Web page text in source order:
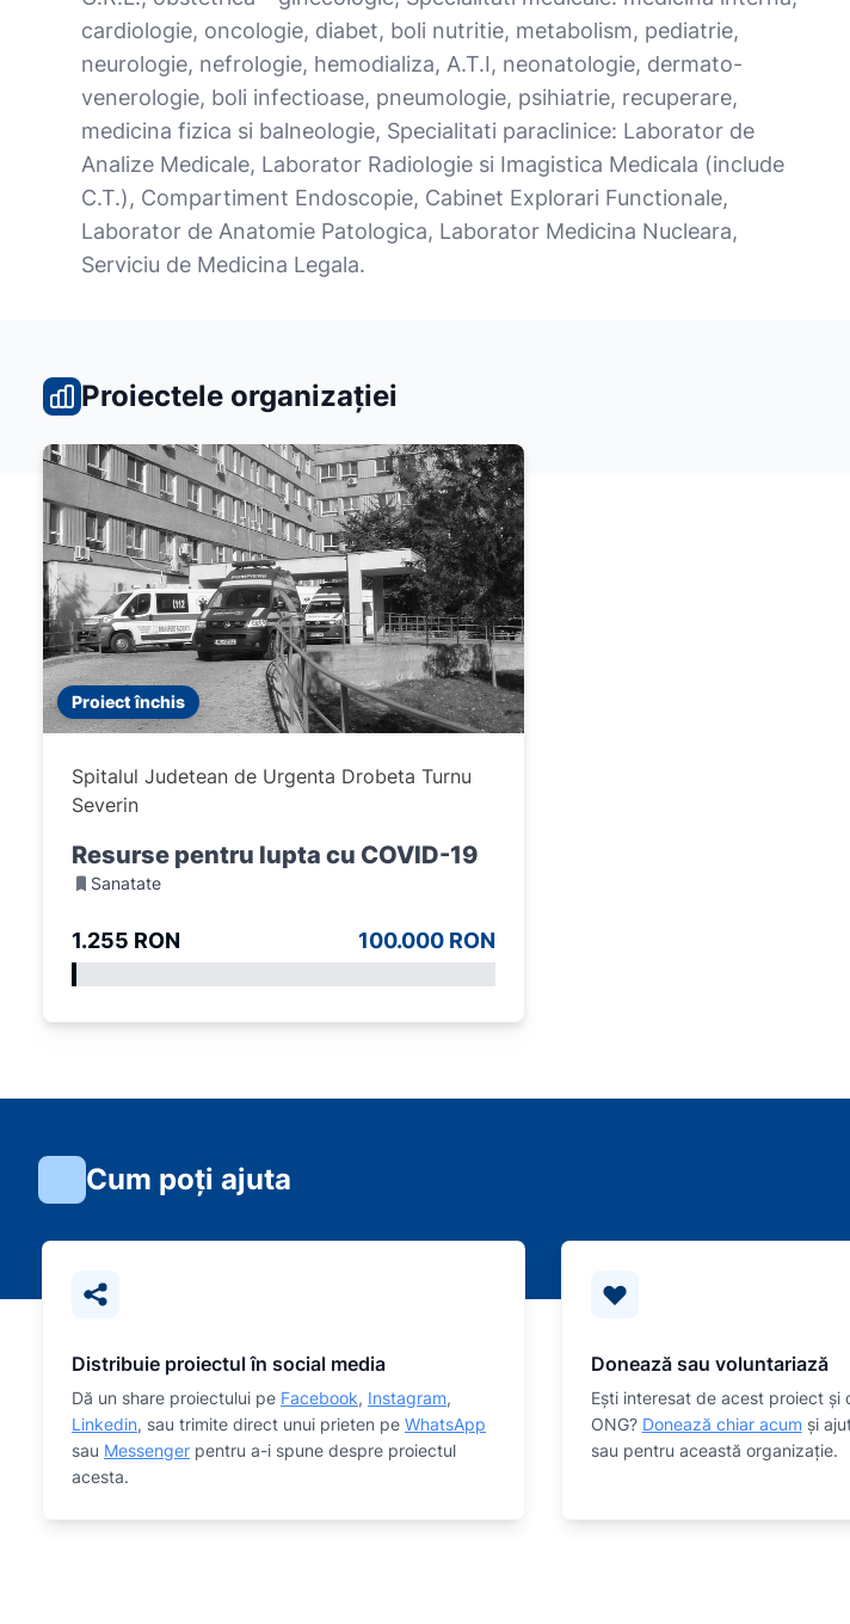
cardiologie, oncologie, diabet, boli nutritie, metabolism, pediatrie,
neurologie, nefrologie, hemodializa, A.T.I, neonatologie, dermato-
venerologie, boli infectioase, pneumologie, psihiatrie, recuperare,
medicina fizica si balneologie, Specialitati paraclinice: Laborator de
Analize Medicale, Laborator Radiologie si Imagistica Medicala (include
C.T.), Compartiment Endoscopie, Cabinet Explorari Functionale,
Laborator de Anatomie Patologica, Laborator Medicina Nucleara,
Serviciu de Medicina Legala.
Proiectele organizației
Proiect închis
Spitalul Judetean de Urgenta Drobeta Turnu
Severin
Resurse pentru lupta cu COVID-19
Sanatate
1.255 RON 100.000 RON
Cum poți ajuta
Distribuie proiectul în social media
Dă un share proiectului pe Facebook, Instagram,
Linkedin, sau trimite direct unui prieten pe WhatsApp
sau Messenger pentru a-i spune despre proiectul
acesta.
Donează sau voluntariază
Eşti interesat de acest proiect și
ONG? Donează chiar acum și
sau pentru această organizaţie.